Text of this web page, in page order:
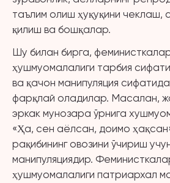
таълим олиш ҳуқуқини чеклаш,
қилиш ва бошқалар.
Шу билан бирга,
ҳушмуомалалиги тарбия
ва қачон манипуляция
фарқлай оладилар. Масалан,
эркак мунозара ўрнига
«Ҳа, сен аёлсан, доимо
рақибининг овозини ўчириш
манипуляциядир.
ҳушмуомалалиги патриархал